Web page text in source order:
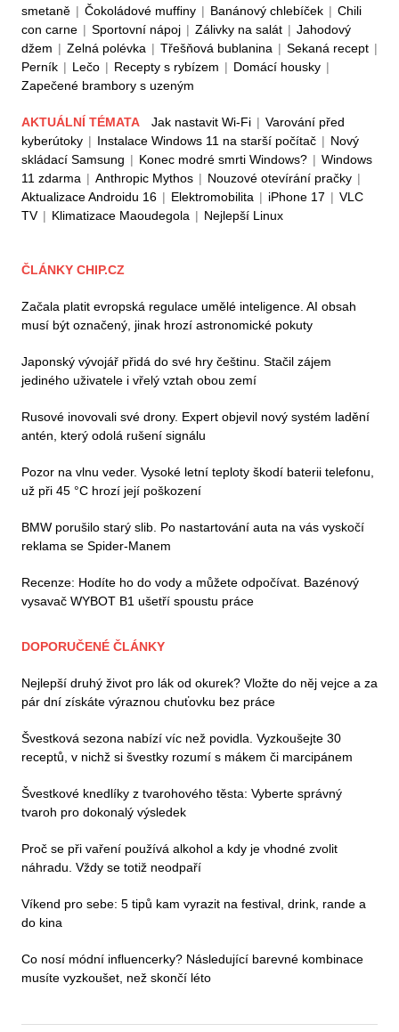
smetaně | Čokoládové muffiny | Banánový chlebíček | Chili
con carne | Sportovní nápoj | Zálivky na salát | Jahodový
džem | Zelná polévka | Třešňová bublanina | Sekaná recept |
Perník | Lečo | Recepty s rybízem | Domácí housky |
Zapečené brambory s uzeným
AKTUÁLNÍ TÉMATA Jak nastavit Wi-Fi | Varování před
kyberútoky | Instalace Windows 11 na starší počítač | Nový
skládací Samsung | Konec modré smrti Windows? | Windows
11 zdarma | Anthropic Mythos | Nouzové otevírání pračky |
Aktualizace Androidu 16 | Elektromobilita | iPhone 17 | VLC
TV | Klimatizace Maoudegola | Nejlepší Linux
ČLÁNKY CHIP.CZ
Začala platit evropská regulace umělé inteligence. AI obsah
musí být označený, jinak hrozí astronomické pokuty
Japonský vývojář přidá do své hry češtinu. Stačil zájem
jediného uživatele i vřelý vztah obou zemí
Rusové inovovali své drony. Expert objevil nový systém ladění
antén, který odolá rušení signálu
Pozor na vlnu veder. Vysoké letní teploty škodí baterii telefonu,
už při 45 °C hrozí její poškození
BMW porušilo starý slib. Po nastartování auta na vás vyskočí
reklama se Spider-Manem
Recenze: Hodíte ho do vody a můžete odpočívat. Bazénový
vysavač WYBOT B1 ušetří spoustu práce
DOPORUČENÉ ČLÁNKY
Nejlepší druhý život pro lák od okurek? Vložte do něj vejce a za
pár dní získáte výraznou chuťovku bez práce
Švestková sezona nabízí víc než povidla. Vyzkoušejte 30
receptů, v nichž si švestky rozumí s mákem či marcipánem
Švestkové knedlíky z tvarohového těsta: Vyberte správný
tvaroh pro dokonalý výsledek
Proč se při vaření používá alkohol a kdy je vhodné zvolit
náhradu. Vždy se totiž neodpaří
Víkend pro sebe: 5 tipů kam vyrazit na festival, drink, rande a
do kina
Co nosí módní influencerky? Následující barevné kombinace
musíte vyzkoušet, než skončí léto